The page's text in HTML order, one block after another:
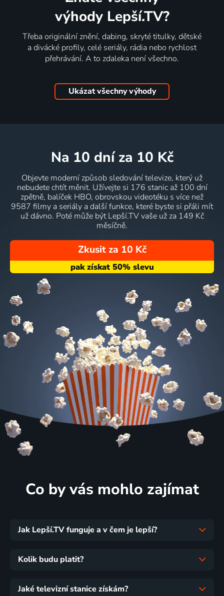
výhody Lepší.TV?
Třeba originální znění, dabing, skryté titulky, dětské
a divácké profily, celé seriály, rádia nebo rychlost
přehrávání. A to zdaleka není všechno.
Ukázat všechny výhody
na 10 dní za 10 Kč
Objevte moderní způsob sledování televize, který už
nebudete chtít měnit. Užívejte si 176 stanic až 100 dní
zpětně, balíček HBO, obrovskou videotéku s více než
9587 filmy a seriály a další funkce, které byste si přáli mít
už dávno. Poté může být Lepší.TV vaše už za 149 Kč
měsíčně.
Zkusit za 10 Kč
Co by vás mohlo zajímat
Jak Lepší.TV funguje a v čem je lepší?
Kolik budu platit?
Jaké televizní stanice získám?